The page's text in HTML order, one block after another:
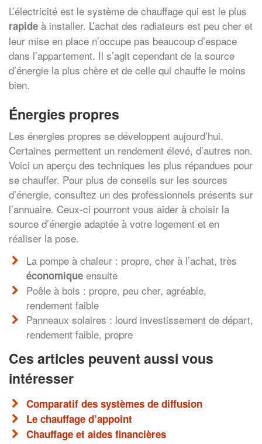
L’électricité est le système de chauffage qui est le plus
rapide à installer. L’achat des radiateurs est peu cher et
leur mise en place n’occupe pas beaucoup d’espace
dans l’appartement. Il s’agit cependant de la source
d’énergie la plus chère et de celle qui chauffe le moins
bien.
Énergies propres
Les énergies propres se développent aujourd’hui.
Certaines permettent un rendement élevé, d’autres non.
Voici un aperçu des techniques les plus répandues pour
se chauffer. Pour plus de conseils sur les sources
d’énergie, consultez un des professionnels présents sur
l’annuaire. Ceux-ci pourront vous aider à choisir la
source d’énergie adaptée à votre logement et en
réaliser la pose.
La pompe à chaleur : propre, cher à l’achat, très
économique ensuite
Poêle à bois : propre, peu cher, agréable,
rendement faible
Panneaux solaires : lourd investissement de départ,
rendement faible, propre
Ces articles peuvent aussi vous
intéresser
Comparatif des systèmes de diffusion
Le chauffage d’appoint
Chauffage et aides financières